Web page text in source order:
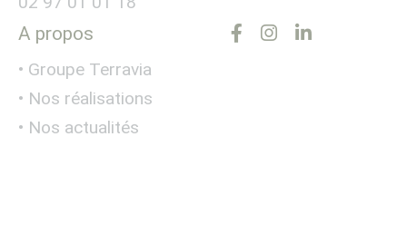
A propos
• Groupe Terravia
• Nos réalisations
• Nos actualités